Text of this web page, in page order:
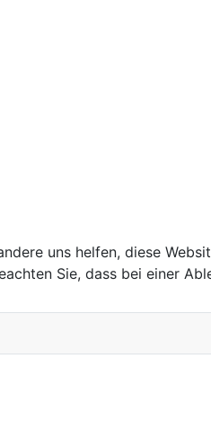
uns helfen, diese
Sie, dass bei einer